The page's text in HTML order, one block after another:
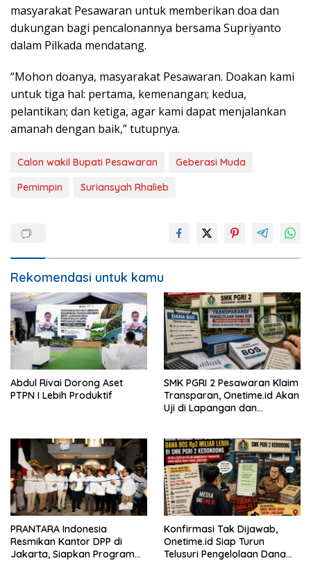
masyarakat Pesawaran untuk memberikan doa dan
dukungan bagi pencalonannya bersama Supriyanto
dalam Pilkada mendatang.
“Mohon doanya, masyarakat Pesawaran. Doakan kami
untuk tiga hal: pertama, kemenangan; kedua,
pelantikan; dan ketiga, agar kami dapat menjalankan
amanah dengan baik,” tutupnya.
Calon wakil Bupati Pesawaran
Geberasi Muda
Pemimpin
Suriansyah Rhalieb
Rekomendasi untuk kamu
Abdul Rivai Dorong Aset
PTPN I Lebih Produktif
SMK PGRI 2 Pesawaran Klaim
Transparan, Onetime.id Akan
Uji di Lapangan dan
PRANTARA Indonesia
Resmikan Kantor DPP di
Jakarta, Siapkan Program
Konfirmasi Tak Dijawab,
Onetime.id Siap Turun
Telusuri Pengelolaan Dana